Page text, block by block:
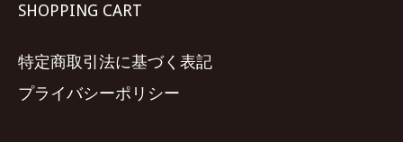
SHOPPING CART
特定商取引法に基づく表記
プライバシーポリシー